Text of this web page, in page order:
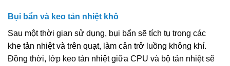
Bụi bẩn và keo tản nhiệt khô
Sau một thời gian sử dụng, bụi bẩn sẽ tích tụ trong các
khe tản nhiệt và trên quạt, làm cản trở luồng không khí.
Đồng thời, lớp keo tản nhiệt giữa CPU và bộ tản nhiệt sẽ